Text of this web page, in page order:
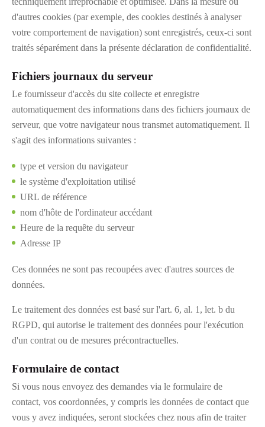
d'autres cookies (par exemple, des cookies destinés à analyser
votre comportement de navigation) sont enregistrés, ceux-ci sont
traités séparément dans la présente déclaration de confidentialité.
Fichiers journaux du serveur
Le fournisseur d'accès du site collecte et enregistre
automatiquement des informations dans des fichiers journaux de
serveur, que votre navigateur nous transmet automatiquement. Il
s'agit des informations suivantes :
type et version du navigateur
le système d'exploitation utilisé
URL de référence
nom d'hôte de l'ordinateur accédant
Heure de la requête du serveur
Adresse IP
Ces données ne sont pas recoupées avec d'autres sources de
données.
Le traitement des données est basé sur l'art. 6, al. 1, let. b du
RGPD, qui autorise le traitement des données pour l'exécution
d'un contrat ou de mesures précontractuelles.
Formulaire de contact
Si vous nous envoyez des demandes via le formulaire de
contact, vos coordonnées, y compris les données de contact que
vous y avez indiquées, seront stockées chez nous afin de traiter